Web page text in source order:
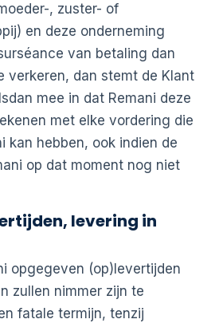
, zuster- of
en deze onderneming
van betaling dan
verkeren, dan stemt de Klant
mee in dat Remani deze
met elke vordering die
kan hebben, ook indien de
op dat moment nog niet
levering in
opgegeven (op)levertijden
zullen nimmer zijn te
fatale termijn, tenzij